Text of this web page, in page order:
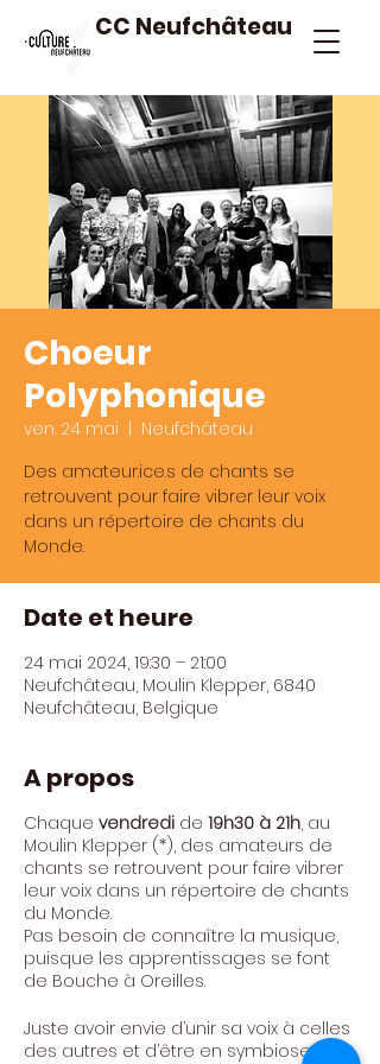
CC Neufchâteau
Choeur
Polyphonique
ven. 24 mai
Neufchâteau
Des amateur.ice.s de chants se
retrouvent pour faire vibrer leur voix
dans un répertoire de chants du
Monde.
Date et heure
24 mai 2024, 19:30 – 21:00
Neufchâteau, Moulin Klepper, 6840
Neufchâteau, Belgique
A propos
Chaque vendredi de 19h30 à 21h, au
Moulin Klepper (*), des amateurs de
chants se retrouvent pour faire vibrer
leur voix dans un répertoire de chants
du Monde.
Pas besoin de connaître la musique,
puisque les apprentissages se font
de Bouche à Oreilles.
Juste avoir envie d’unir sa voix à celles
des autres et d’être en symbiose